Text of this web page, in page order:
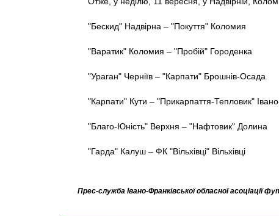
"Бескид" Надвірна – "Покуття" Коломия
"Варатик" Коломия – "Пробій" Городенка
"Ураган" Черніїв – "Карпати" Брошнів-Осада
"Карпати" Кути – "Прикарпаття-Тепловик"
"Благо-Юність" Верхня – "Нафтовик" Долина
"Гарда" Калуш – ФК "Вільхівці" Вільхівці
Прес-служба Івано-Франківської обласної асоціації